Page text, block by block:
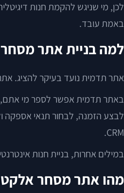
באמת עובד.
למה בניית אתר
אתר תדמית נועד בעיקר להציג.
באתר תדמית אפשר לספר מי אתם,
CRM.
במילים אחרות, בניית חנות
מהו אתר מסחר